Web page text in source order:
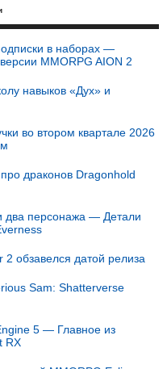
в наборах —
MMORPG AION 2
навыков «Дух» и
во втором квартале 2026
драконов Dragonhold
два персонажа — Детали
обзавелся датой релиза
Sam: Shatterverse
5 — Главное из
RX